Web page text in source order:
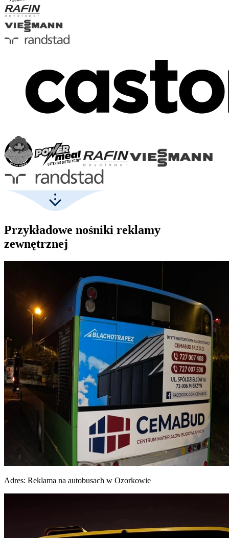
Przykładowe nośniki reklamy
zewnętrznej
Adres: Reklama na autobusach w Ozorkowie